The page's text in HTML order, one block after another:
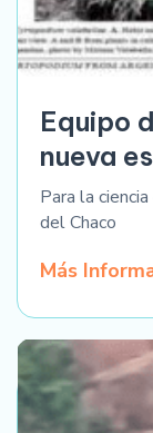
Equipo
nueva
Para la
del Chaco
Más